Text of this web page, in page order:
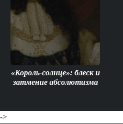
«Король-солнце»: блеск и
затмение абсолютизма
->